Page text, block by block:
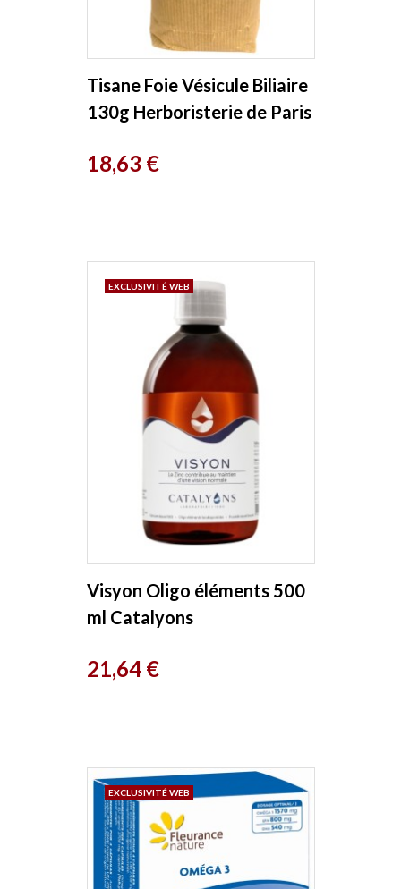
Tisane Foie Vésicule Biliaire
130g Herboristerie de Paris
Prix
18,63 €
Visyon Oligo éléments 500
ml Catalyons
Prix
21,64 €
EXCLUSIVITÉ WEB
EXCLUSIVITÉ WEB